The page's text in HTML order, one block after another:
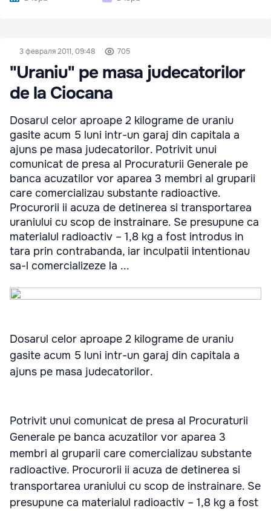
3 февраля 2011, 09:48 705
"Uraniu" pe masa judecatorilor
de la Ciocana
Dosarul celor aproape 2 kilograme de uraniu
gasite acum 5 luni intr-un garaj din capitala a
ajuns pe masa judecatorilor. Potrivit unui
comunicat de presa al Procuraturii Generale pe
banca acuzatilor vor aparea 3 membri al gruparii
care comercializau substante radioactive.
Procurorii ii acuza de detinerea si transportarea
uraniului cu scop de instrainare. Se presupune ca
materialul radioactiv – 1,8 kg a fost introdus in
tara prin contrabanda, iar inculpatii intentionau
sa-l comercializeze la ...
Dosarul celor aproape 2 kilograme de uraniu
gasite acum 5 luni intr-un garaj din capitala a
ajuns pe masa judecatorilor.
Potrivit unui comunicat de presa al Procuraturii
Generale pe banca acuzatilor vor aparea 3
membri al gruparii care comercializau substante
radioactive. Procurorii ii acuza de detinerea si
transportarea uraniului cu scop de instrainare. Se
presupune ca materialul radioactiv – 1,8 kg a fost